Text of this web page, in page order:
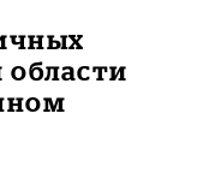
области